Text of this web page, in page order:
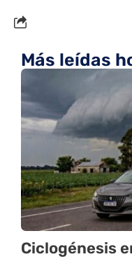
Más leídas
Ciclogénesis